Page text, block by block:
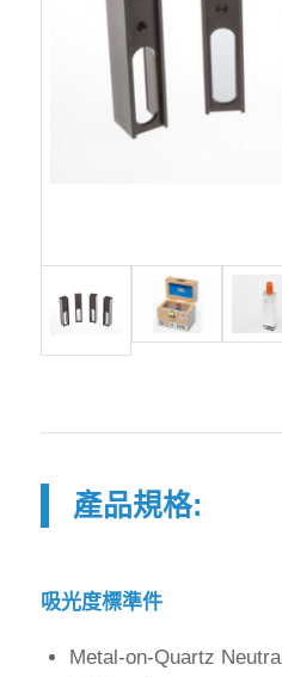
產品規格:
吸光度標準件
Metal-on-Quartz